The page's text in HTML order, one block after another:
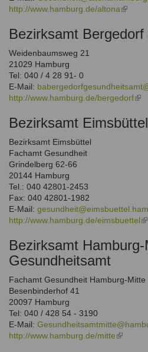
Qualität unserer
Veranstaltungen
Seminare und Kurse
Fortbildungen
Ausbildungsinstitute
Information über Qualifikation
Liste der Fachverbände
Benutzername
Passwort*
vergessen?
Anmelden
Sitemap
Links
Formular zur Registrierung
http://www.hamburg.de/altona(link
Bezirksamt
Weidenbaumsweg 21
21029 Hamburg
Tel: 040 / 4 28 91- 0
E-Mail:
http://www.hamburg.de/bergedorf(link
Bezirksamt
Bezirksamt Eimsbüttel
Fachamt Gesundheit
Grindelberg 62-66
20144 Hamburg
Tel.: 040 42801-2453
Fax: 040 42801-1982
E-Mail:
http://www.hamburg.de/eimsbuettel
Bezirksamt
Gesundheitsamt
Fachamt Gesundheit Hamburg-Mitte
Besenbinderhof 41
20097 Hamburg
Tel: 040 / 428 54 - 3190
E-Mail:
http://www.hamburg.de/mitte(link